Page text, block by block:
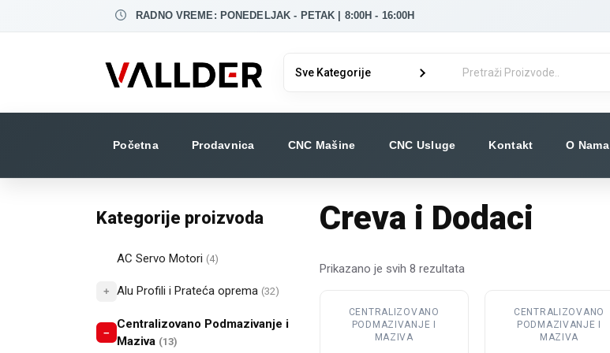
RADNO VREME: PONEDELJAK - PETAK | 8:00H - 16:00H
Početna Prodavnica CNC Mašine CNC Usluge Kontakt O Nama
Creva i Dodaci
Prikazano je svih 8 rezultata
CENTRALIZOVANO
PODMAZIVANJE I
MAZIVA
Ovaj
proizvod
CENTRALIZOVANO
PODMAZIVANJE I
MAZIVA
Ovaj
proizvod
Kategorije proizvoda
AC Servo Motori (4)
+ Alu Profili i Prateća oprema (32)
−
Centralizovano Podmazivanje i
Maziva (13)